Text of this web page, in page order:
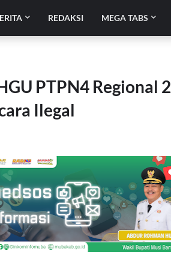
REDAKSI MEGA TABS
PTPN4 Regional 2
Ilegal